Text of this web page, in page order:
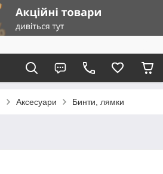
Аксесуари Бинти, лямки